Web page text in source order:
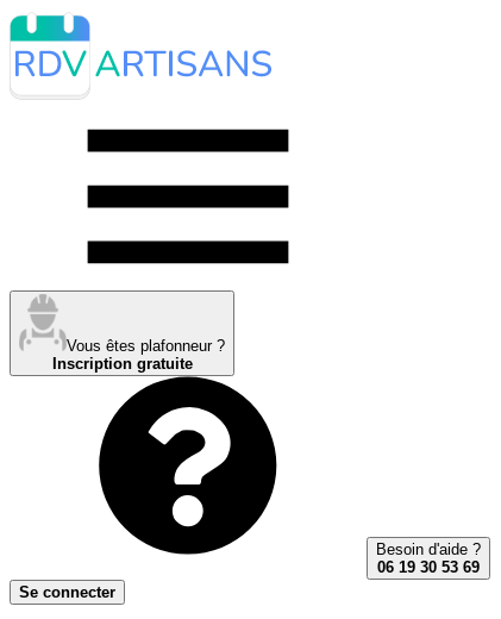
Vous êtes plafonneur ?
Inscription gratuite
Besoin d'aide ?
06 19 30 53 69
Se connecter